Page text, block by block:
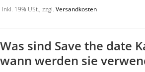
Inkl. 19% USt.,zzgl.Versandkosten
Was sind Save the date
wann werden sie